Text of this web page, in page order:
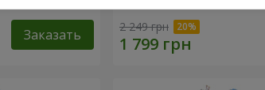
Заказать 2 249 грн